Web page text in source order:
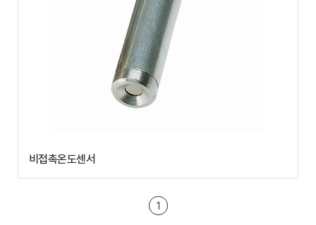
비접촉온도센서
1